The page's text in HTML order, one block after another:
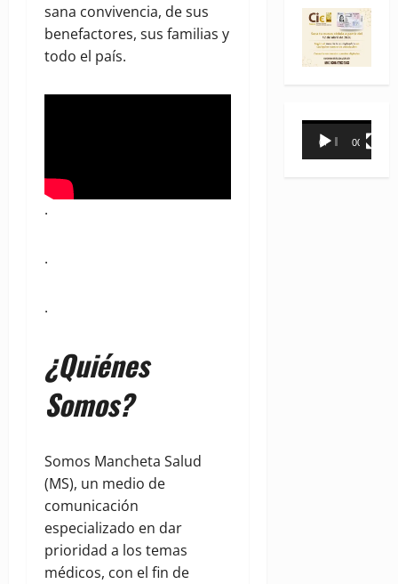
sana convivencia, de sus
benefactores, sus familias y
todo el país.
.
.
.
¿Quiénes
Somos?
Somos Mancheta Salud
(MS), un medio de
comunicación
especializado en dar
prioridad a los temas
médicos, con el fin de
Reproductor
00:00 00:31